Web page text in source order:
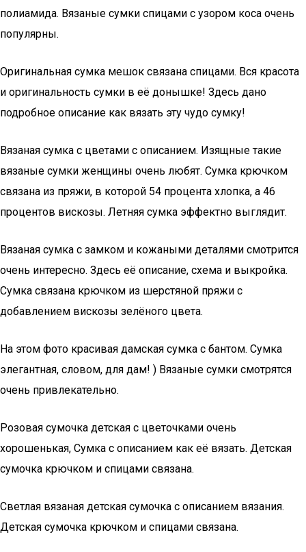
полиамида. Вязаные сумки спицами с узором коса очень
популярны.
Оригинальная сумка мешок связана спицами. Вся красота
и оригинальность сумки в её донышке! Здесь дано
подробное описание как вязать эту чудо сумку!
Вязаная сумка с цветами с описанием. Изящные такие
вязаные сумки женщины очень любят. Сумка крючком
связана из пряжи, в которой 54 процента хлопка, а 46
процентов вискозы. Летняя сумка эффектно выглядит.
Вязаная сумка с замком и кожаными деталями смотрится
очень интересно. Здесь её описание, схема и выкройка.
Сумка связана крючком из шерстяной пряжи с
добавлением вискозы зелёного цвета.
На этом фото красивая дамская сумка с бантом. Сумка
элегантная, словом, для дам! ) Вязаные сумки смотрятся
очень привлекательно.
Розовая сумочка детская с цветочками очень
хорошенькая, Сумка с описанием как её вязать. Детская
сумочка крючком и спицами связана.
Светлая вязаная детская сумочка с описанием вязания.
Детская сумочка крючком и спицами связана.